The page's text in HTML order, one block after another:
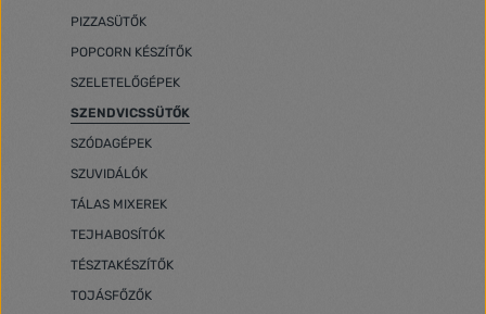
PIZZASÜTŐK
POPCORN KÉSZÍTŐK
SZELETELŐGÉPEK
SZENDVICSSÜTŐK
SZÓDAGÉPEK
SZUVIDÁLÓK
TÁLAS MIXEREK
TEJHABOSÍTÓK
TÉSZTAKÉSZÍTŐK
TOJÁSFŐZŐK